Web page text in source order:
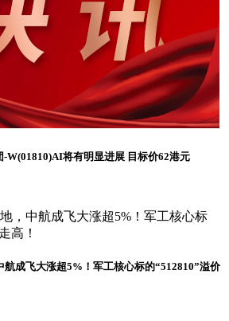
W(01810)AI将有明显进展 目标价62港元
航成飞大涨超5%！军工核心标的“512810”溢价